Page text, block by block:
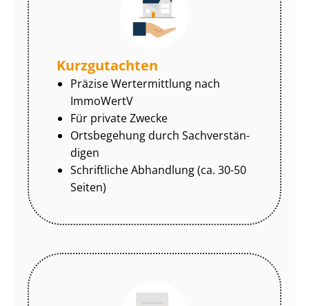
Kurzgutachten
Präzise Wertermittlung nach
ImmoWertV
Für private Zwecke
Ortsbegehung durch Sach­ver­stän­
di­gen
Schriftliche Abhandlung (ca. 30-50
Seiten)